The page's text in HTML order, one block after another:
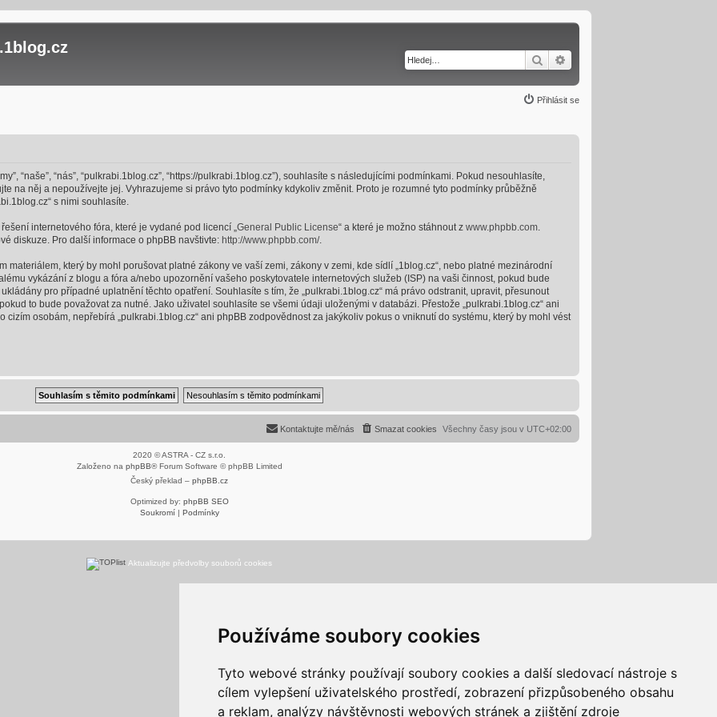
Používáme soubory cookies
Tyto webové stránky používají soubory cookies a další sledovací nástroje s
cílem vylepšení uživatelského prostředí, zobrazení přizpůsobeného obsahu
a reklam, analýzy návštěvnosti webových stránek a zjištění zdroje
Hledat
Přihlásit se
“naše”, “nás”, “pulkrabi.1blog.cz”, “https://pulkrabi.1blog.cz”), souhlasíte s následujícími podmínkami. Pokud nesouhlasíte,
na něj a nepoužívejte jej. Vyhrazujeme si právo tyto podmínky kdykoliv změnit. Proto je rozumné tyto podmínky průběžně
s nimi souhlasíte.
internetového fóra, které je vydané pod licencí „ General Public License“ a které je možno stáhnout z www.phpbb.com
diskuze. Pro další informace o phpBB navštivte: http://www.phpbb.com/.
materiálem, který by mohl porušovat platné zákony ve vaší zemi, zákony v zemi, kde sídlí „1blog.cz“, nebo platné mezinárodní
vykázání z blogu a fóra a/nebo upozornění vašeho poskytovatele internetových služeb (ISP) na vaši činnost, pokud bude
pro případné uplatnění těchto opatření. Souhlasíte s tím, že „pulkrabi.1blog.cz“ má právo odstranit, upravit, přesunout
to bude považovat za nutné. Jako uživatel souhlasíte se všemi údaji uloženými v databázi. Přestože „pulkrabi.1blog.cz“ ani
cizím osobám, nepřebírá „pulkrabi.1blog.cz“ ani phpBB zodpovědnost za jakýkoliv pokus o vniknutí do systému, který by mohl vést
Všechny časy jsou v UTC+02:00
Smazat cookies
Kontaktujte mě/nás
2020 © ASTRA - CZ s.r.o.
Založeno na phpBB® Forum Software © phpBB Limited
Český překlad – phpBB.cz
Optimized by: phpBB SEO
Soukromí| Podmínky
Aktualizujte předvolby souborů cookies